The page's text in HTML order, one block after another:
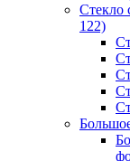
Стекло
122)